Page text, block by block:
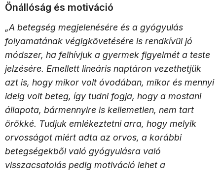
Önállóság és motiváció
„A betegség megjelenésére és a gyógyulás
folyamatának végigkövetésére is rendkívül jó
módszer, ha felhívjuk a gyermek figyelmét a teste
jelzésére. Emellett lineáris naptáron vezethetjük
azt is, hogy mikor volt óvodában, mikor és mennyi
ideig volt beteg, így tudni fogja, hogy a mostani
állapota, bármennyire is kellemetlen, nem tart
örökké. Tudjuk emlékeztetni arra, hogy melyik
orvosságot miért adta az orvos, a korábbi
betegségekből való gyógyulásra való
visszacsatolás pedig motiváció lehet a